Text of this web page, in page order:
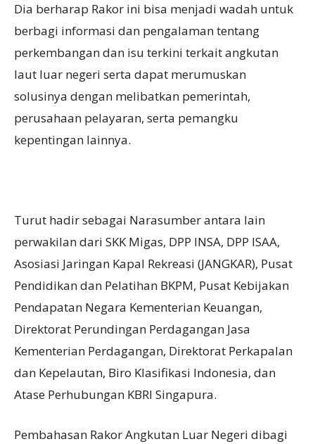
Dia berharap Rakor ini bisa menjadi wadah untuk
berbagi informasi dan pengalaman tentang
perkembangan dan isu terkini terkait angkutan
laut luar negeri serta dapat merumuskan
solusinya dengan melibatkan pemerintah,
perusahaan pelayaran, serta pemangku
kepentingan lainnya.
Turut hadir sebagai Narasumber antara lain
perwakilan dari SKK Migas, DPP INSA, DPP ISAA,
Asosiasi Jaringan Kapal Rekreasi (JANGKAR), Pusat
Pendidikan dan Pelatihan BKPM, Pusat Kebijakan
Pendapatan Negara Kementerian Keuangan,
Direktorat Perundingan Perdagangan Jasa
Kementerian Perdagangan, Direktorat Perkapalan
dan Kepelautan, Biro Klasifikasi Indonesia, dan
Atase Perhubungan KBRI Singapura.
Pembahasan Rakor Angkutan Luar Negeri dibagi